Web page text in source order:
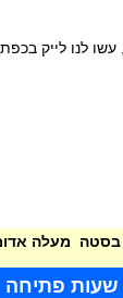
עשו לנו לייק
מעלה
שעות פתיחה